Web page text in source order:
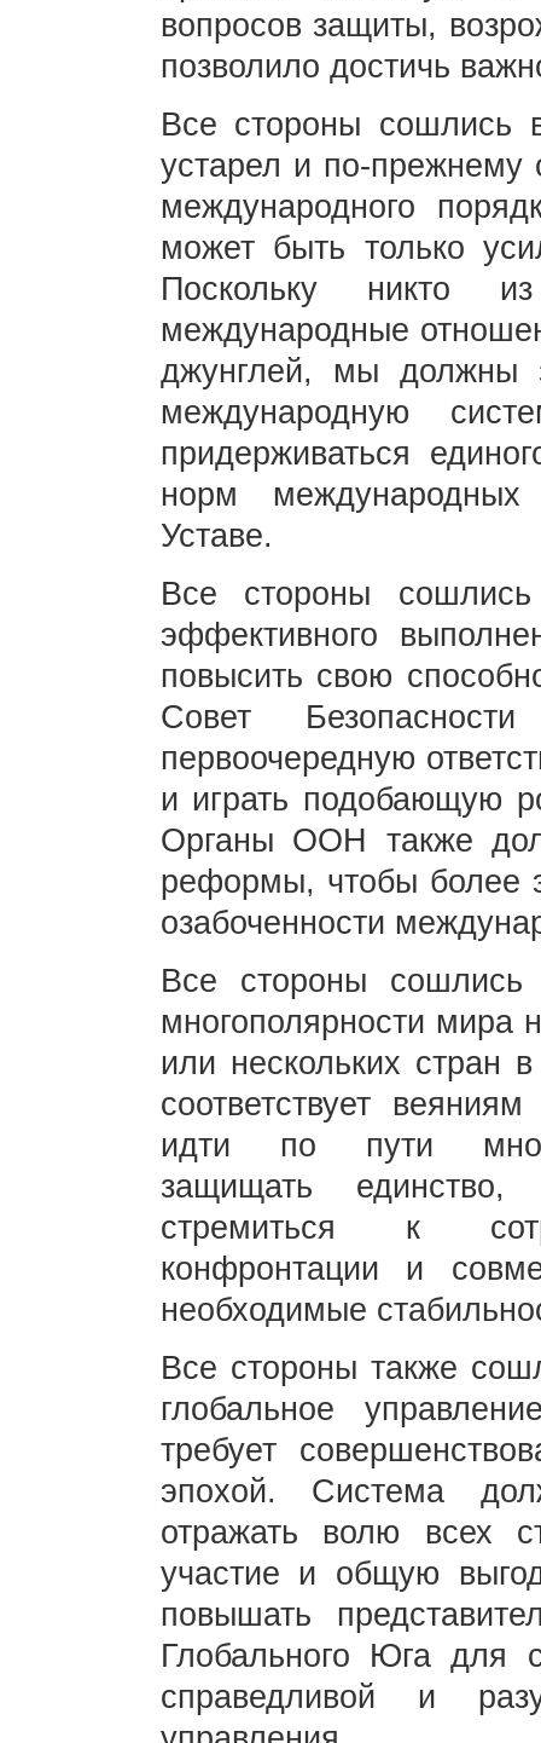
вопросов защиты,
позволило достичь
Все стороны
устарел и по-прежнему
международного
может быть только
Поскольку никто
международные
джунглей, мы должны
международную
придерживаться
норм
Уставе.
Все стороны
эффективного
повысить свою
Совет
первоочередную
и играть подобающую
Органы ООН также
реформы, чтобы более
озабоченности
Все стороны
многополярности мира
или нескольких стран
соответствует
идти по пути
защищать единство,
стремиться к
конфронтации и
необходимые
Все стороны также
глобальное
требует
эпохой. Система
отражать волю всех
участие и общую
повышать
Глобального Юга для
справедливой и